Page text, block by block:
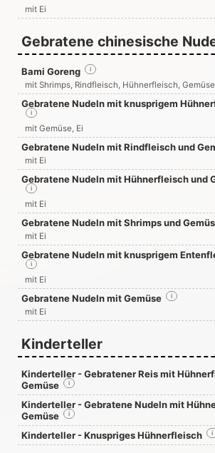
mit Ei
Gebratene chinesische
Bami Goreng i
mit Shrimps, Rindfleisch, Hühnerfleisch,
Gebratene Nudeln mit knusprigem
i
mit Gemüse, Ei
Gebratene Nudeln mit Rindfleisch und
mit Ei
Gebratene Nudeln mit Hühnerfleisch und
i
mit Ei
Gebratene Nudeln mit Shrimps und
mit Ei
Gebratene Nudeln mit knusprigem
i
mit Ei
Gebratene Nudeln mit Gemüse i
mit Ei
Kinderteller
Kinderteller - Gebratener Reis mit
Gemüse
i
Kinderteller - Gebratene Nudeln mit
Gemüse
i
Kinderteller - Knuspriges Hühnerfleisch i